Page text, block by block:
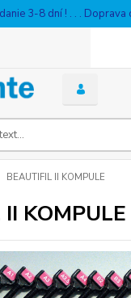
3-8 dní ! . . . Doprava
BEAUTIFIL II KOMPULE
KOMPULE